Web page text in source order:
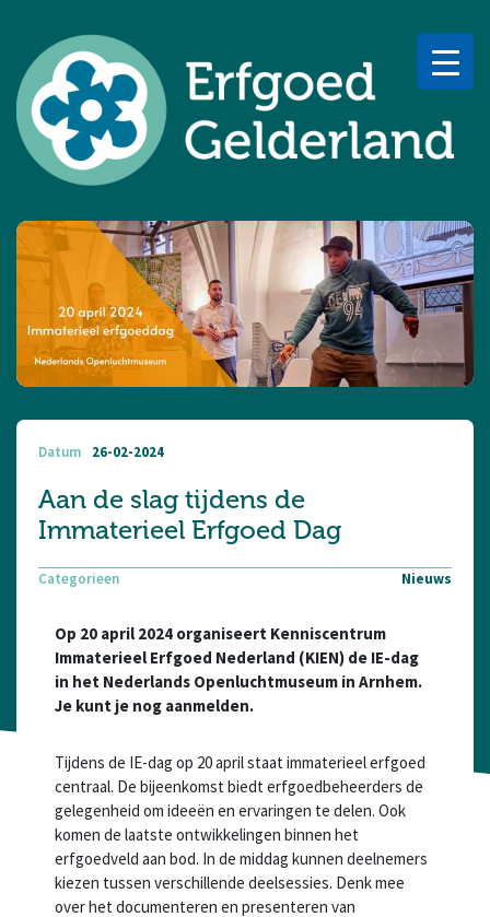
Datum 26-02-2024
Aan de slag tijdens de
Immaterieel Erfgoed Dag
Categorieen Nieuws
Op 20 april 2024 organiseert Kenniscentrum
Immaterieel Erfgoed Nederland (KIEN) de IE-dag
in het Nederlands Openluchtmuseum in Arnhem.
Je kunt je nog aanmelden.
Tijdens de IE-dag op 20 april staat immaterieel erfgoed
centraal. De bijeenkomst biedt erfgoedbeheerders de
gelegenheid om ideeën en ervaringen te delen. Ook
komen de laatste ontwikkelingen binnen het
erfgoedveld aan bod. In de middag kunnen deelnemers
kiezen tussen verschillende deelsessies. Denk mee
over het documenteren en presenteren van